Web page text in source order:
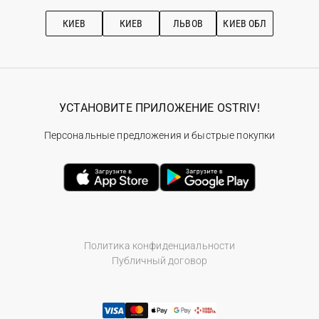
Рекомендации по уходу
КИЕВ КИЕВ ЛЬВОВ КИЕВ ОБЛ
Политика конфиденциальности
Публичный договор
УСТАНОВИТЕ ПРИЛОЖЕНИЕ OSTRIV!
Персональные предложения и быстрые покупки